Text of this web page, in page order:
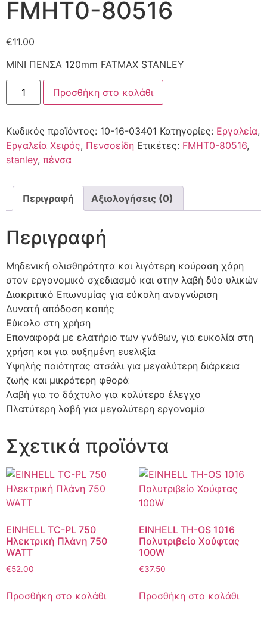
FMHT0-80516
€11.00
ΜΙΝΙ ΠΕΝΣΑ 120mm FATMAX STANLEY
Προσθήκη στο καλάθι
Κωδικός προϊόντος: 10-16-03401 Κατηγορίες: Εργαλεία,
Εργαλεία Χειρός, Πενσοείδη Ετικέτες: FMHT0-80516,
stanley, πένσα
Περιγραφή Αξιολογήσεις (0)
Περιγραφή
Μηδενική ολισθηρότητα και λιγότερη κούραση χάρη
στον εργονομικό σχεδιασμό και στην λαβή δύο υλικών
Διακριτικό Επωνυμίας για εύκολη αναγνώριση
Δυνατή απόδοση κοπής
Eύκολο στη χρήση
Επαναφορά με ελατήριο των γνάθων, για ευκολία στη
χρήση και για αυξημένη ευελιξία
Υψηλής ποιότητας ατσάλι για μεγαλύτερη διάρκεια
ζωής και μικρότερη φθορά
Λαβή για το δάχτυλο για καλύτερο έλεγχο
Πλατύτερη λαβή για μεγαλύτερη εργονομία
Σχετικά προϊόντα
EINHELL TC-PL 750
Ηλεκτρική Πλάνη 750
WATT
€52.00
Προσθήκη στο καλάθι
EINHELL TH-OS 1016
Πολυτριβείο Χούφτας
100W
€37.50
Προσθήκη στο καλάθι